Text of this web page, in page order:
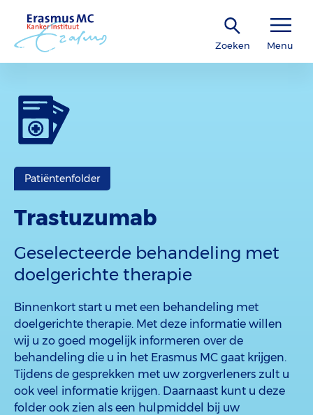
Zoeken Menu
Patiëntenfolder
Trastuzumab
Geselecteerde behandeling met
doelgerichte therapie
Binnenkort start u met een behandeling met
doelgerichte therapie. Met deze informatie willen
wij u zo goed mogelijk informeren over de
behandeling die u in het Erasmus MC gaat krijgen.
Tijdens de gesprekken met uw zorgverleners zult u
ook veel informatie krijgen. Daarnaast kunt u deze
folder ook zien als een hulpmiddel bij uw